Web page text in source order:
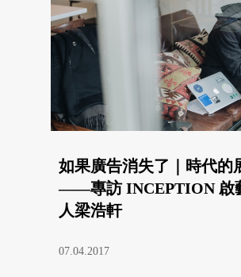
如果廣告消失了｜時代的
——專訪 INCEPTION 啟
人梁浩軒
07.04.2017